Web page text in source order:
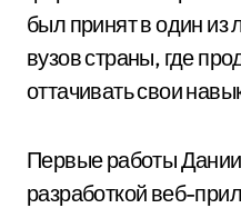
был принят в один из
вузов страны, где
оттачивать свои
Первые работы
разработкой веб-